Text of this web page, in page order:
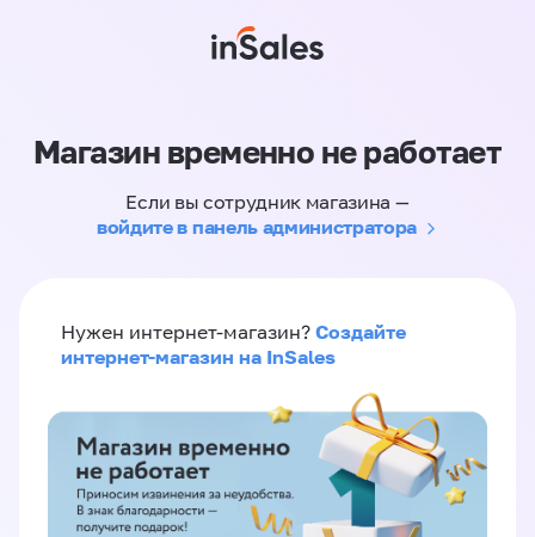
Магазин временно не работает
Если вы сотрудник магазина —
войдите в панель администратора
Нужен интернет-магазин? Создайте
интернет-магазин на InSales